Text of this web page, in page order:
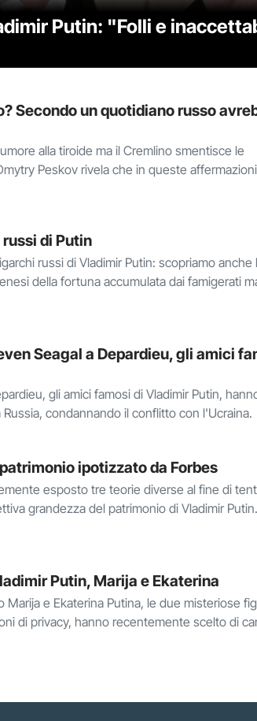
Putin: "Folli e
Secondo un quotidiano russo
alla tiroide ma il Cremlino smentisce le
Peskov rivela che in queste
di Putin
russi di Vladimir Putin: scopriamo anche
della fortuna accumulata dai famigerati
Seagal a Depardieu, gli amici
gli amici famosi di Vladimir Putin,
condannando il conflitto con l'Ucraina.
ipotizzato da Forbes
esposto tre teorie diverse al fine di
grandezza del patrimonio di Vladimir Putin.
Putin, Marija e Ekaterina
Marija e Ekaterina Putina, le due misteriose
di privacy, hanno recentemente scelto di